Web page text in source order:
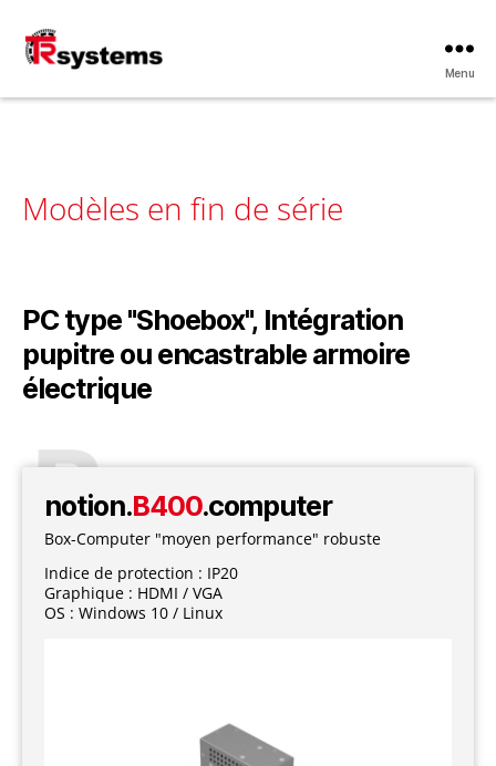
Menu
Modèles en fin de série
PC type "Shoebox", Intégration
pupitre ou encastrable armoire
électrique
notion.B400.computer
Box-Computer "moyen performance" robuste
Indice de protection : IP20
Graphique : HDMI / VGA
OS : Windows 10 / Linux